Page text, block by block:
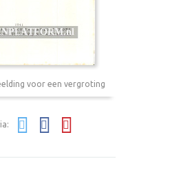
voor een vergroting